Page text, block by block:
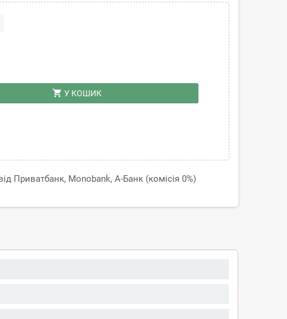
shopping_cart У КОШИК
Приватбанк, Monobank, А-Банк (комісія 0%)